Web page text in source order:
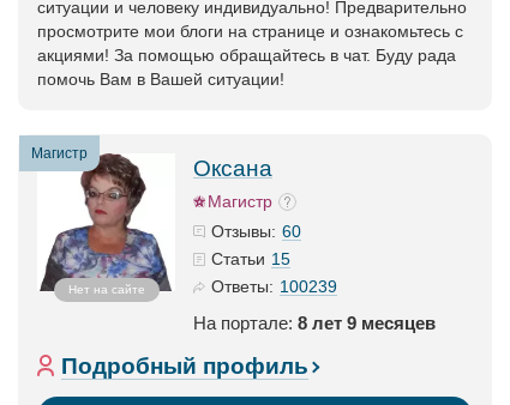
ситуации и человеку индивидуально! Предварительно
просмотрите мои блоги на странице и ознакомьтесь с
акциями! За помощью обращайтесь в чат. Буду рада
помочь Вам в Вашей ситуации!
Магистр
Нет на сайте
Оксана
Магистр
Отзывы: 60
Статьи 15
Ответы: 100239
На портале: 8 лет 9 месяцев
Подробный профиль